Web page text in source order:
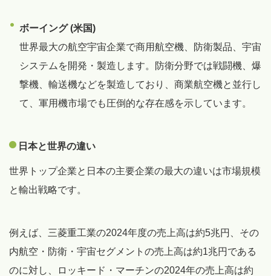
ボーイング (米国)
世界最大の航空宇宙企業で商用航空機、防衛製品、宇宙
システムを開発・製造します。防衛分野では戦闘機、爆
撃機、輸送機などを製造しており、商業航空機と並行し
て、軍用機市場でも圧倒的な存在感を示しています。
日本と世界の違い
世界トップ企業と日本の主要企業の最大の違いは市場規模
と輸出戦略です。
例えば、三菱重工業の2024年度の売上高は約5兆円、その
内航空・防衛・宇宙セグメントの売上高は約1兆円である
のに対し、ロッキード・マーチンの2024年の売上高は約